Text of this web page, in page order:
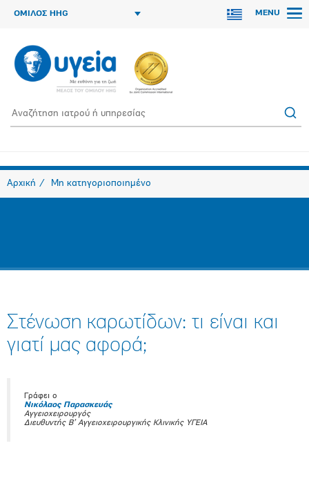
ΟΜΙΛΟΣ HHG MENU
Αρχική Μη κατηγοριοποιημένο
Στένωση καρωτίδων: τι είναι και
γιατί μας αφορά;
Γράφει ο
Νικόλαος Παρασκευάς
Αγγειοχειρουργός
Διευθυντής Β’ Αγγειοχειρουργικής Κλινικής ΥΓΕΙΑ